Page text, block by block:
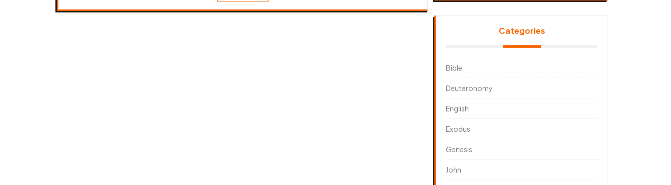
Categories
Bible
Deuteronomy
English
Exodus
Genesis
John